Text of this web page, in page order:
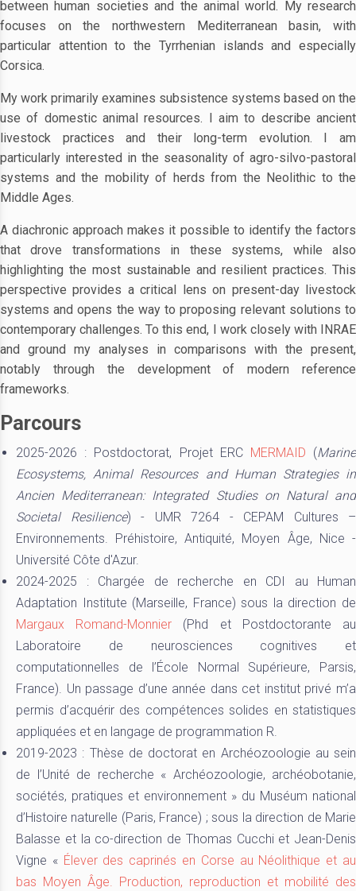
between human societies and the animal world. My research
focuses on the northwestern Mediterranean basin, with
particular attention to the Tyrrhenian islands and especially
Corsica.
My work primarily examines subsistence systems based on the
use of domestic animal resources. I aim to describe ancient
livestock practices and their long-term evolution. I am
particularly interested in the seasonality of agro-silvo-pastoral
systems and the mobility of herds from the Neolithic to the
Middle Ages.
A diachronic approach makes it possible to identify the factors
that drove transformations in these systems, while also
highlighting the most sustainable and resilient practices. This
perspective provides a critical lens on present-day livestock
systems and opens the way to proposing relevant solutions to
contemporary challenges. To this end, I work closely with INRAE
and ground my analyses in comparisons with the present,
notably through the development of modern reference
frameworks.
Parcours
2025-2026 : Postdoctorat, Projet ERC MERMAID (Marine
Ecosystems, Animal Resources and Human Strategies in
Ancien Mediterranean: Integrated Studies on Natural and
Societal Resilience) - UMR 7264 - CEPAM Cultures –
Environnements. Préhistoire, Antiquité, Moyen Âge, Nice -
Université Côte d'Azur.
2024-2025 : Chargée de recherche en CDI au Human
Adaptation Institute (Marseille, France) sous la direction de
Margaux Romand-Monnier (Phd et Postdoctorante au
Laboratoire de neurosciences cognitives et
computationnelles de l’École Normal Supérieure, Parsis,
France). Un passage d’une année dans cet institut privé m’a
permis d’acquérir des compétences solides en statistiques
appliquées et en langage de programmation R.
2019-2023 : Thèse de doctorat en Archéozoologie au sein
de l’Unité de recherche « Archéozoologie, archéobotanie,
sociétés, pratiques et environnement » du Muséum national
d’Histoire naturelle (Paris, France) ; sous la direction de Marie
Balasse et la co-direction de Thomas Cucchi et Jean-Denis
Vigne « Élever des caprinés en Corse au Néolithique et au
bas Moyen Âge. Production, reproduction et mobilité des